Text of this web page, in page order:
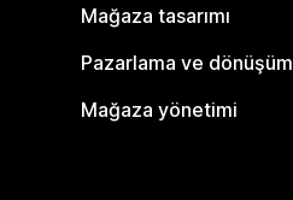
Mağaza tasarımı
Pazarlama ve dönüşüm
Mağaza yönetimi